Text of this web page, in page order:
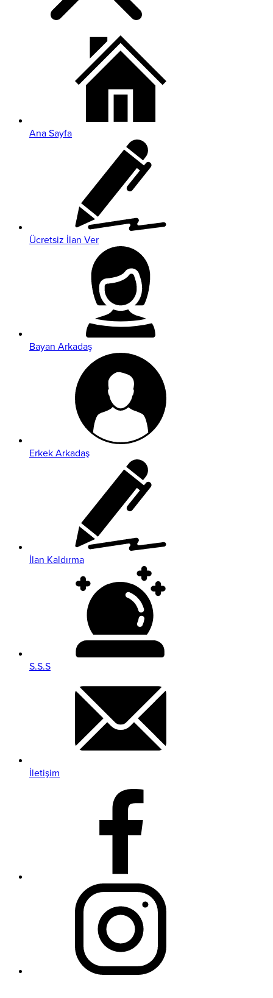
Ana Sayfa
Ücretsiz İlan Ver
Bayan Arkadaş
Erkek Arkadaş
İlan Kaldırma
S.S.S
İletişim